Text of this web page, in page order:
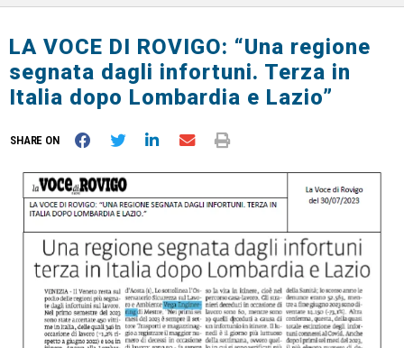
LA VOCE DI ROVIGO: “Una regione
segnata dagli infortuni. Terza in
Italia dopo Lombardia e Lazio”
SHARE ON